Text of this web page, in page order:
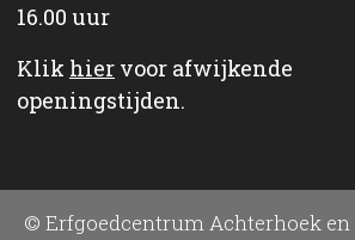
16.00 uur
Klik hier voor afwijkende
openingstijden.
© Erfgoedcentrum Achterhoek en